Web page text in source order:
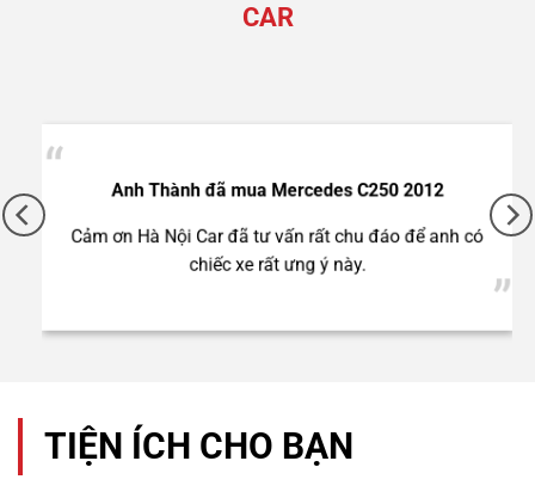
CAR
Anh Thành đã mua Mercedes C250 2012
Cảm ơn Hà Nội Car đã tư vấn rất chu đáo để anh có
chiếc xe rất ưng ý này.
TIỆN ÍCH CHO BẠN